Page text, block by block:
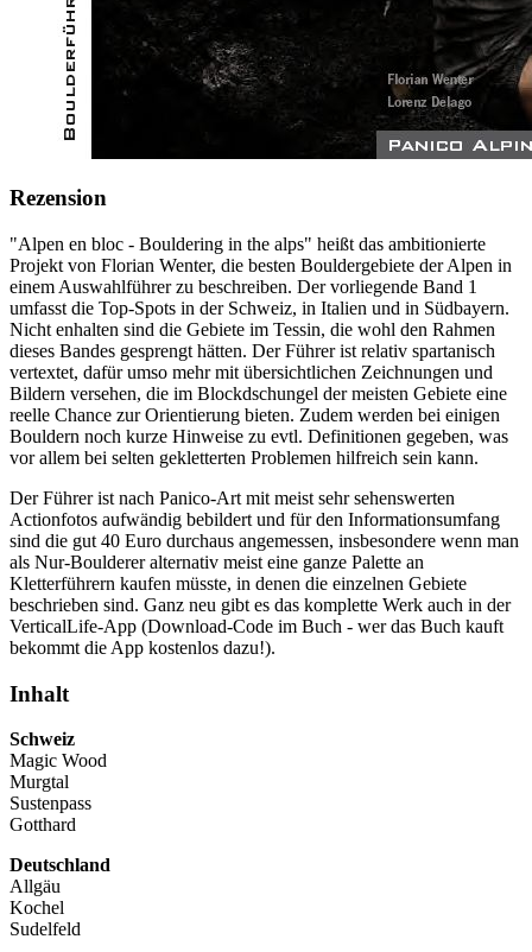
Rezension
"Alpen en bloc - Bouldering in the alps" heißt das ambitionierte
Projekt von Florian Wenter, die besten Bouldergebiete der Alpen in
einem Auswahlführer zu beschreiben. Der vorliegende Band 1
umfasst die Top-Spots in der Schweiz, in Italien und in Südbayern.
Nicht enhalten sind die Gebiete im Tessin, die wohl den Rahmen
dieses Bandes gesprengt hätten. Der Führer ist relativ spartanisch
vertextet, dafür umso mehr mit übersichtlichen Zeichnungen und
Bildern versehen, die im Blockdschungel der meisten Gebiete eine
reelle Chance zur Orientierung bieten. Zudem werden bei einigen
Bouldern noch kurze Hinweise zu evtl. Definitionen gegeben, was
vor allem bei selten gekletterten Problemen hilfreich sein kann.
Der Führer ist nach Panico-Art mit meist sehr sehenswerten
Actionfotos aufwändig bebildert und für den Informationsumfang
sind die gut 40 Euro durchaus angemessen, insbesondere wenn man
als Nur-Boulderer alternativ meist eine ganze Palette an
Kletterführern kaufen müsste, in denen die einzelnen Gebiete
beschrieben sind. Ganz neu gibt es das komplette Werk auch in der
VerticalLife-App (Download-Code im Buch - wer das Buch kauft
bekommt die App kostenlos dazu!).
Inhalt
Schweiz
Magic Wood
Murgtal
Sustenpass
Gotthard
Deutschland
Allgäu
Kochel
Sudelfeld